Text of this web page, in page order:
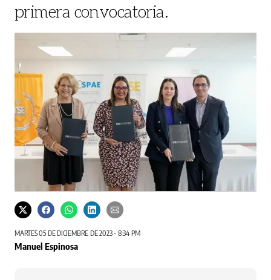
primera convocatoria.
MARTES 05 DE DICIEMBRE DE 2023 - 8:34 PM
Manuel Espinosa